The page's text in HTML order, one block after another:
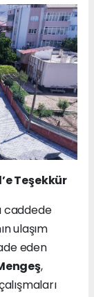
Teşekkür
caddede
ulaşım
eden
,